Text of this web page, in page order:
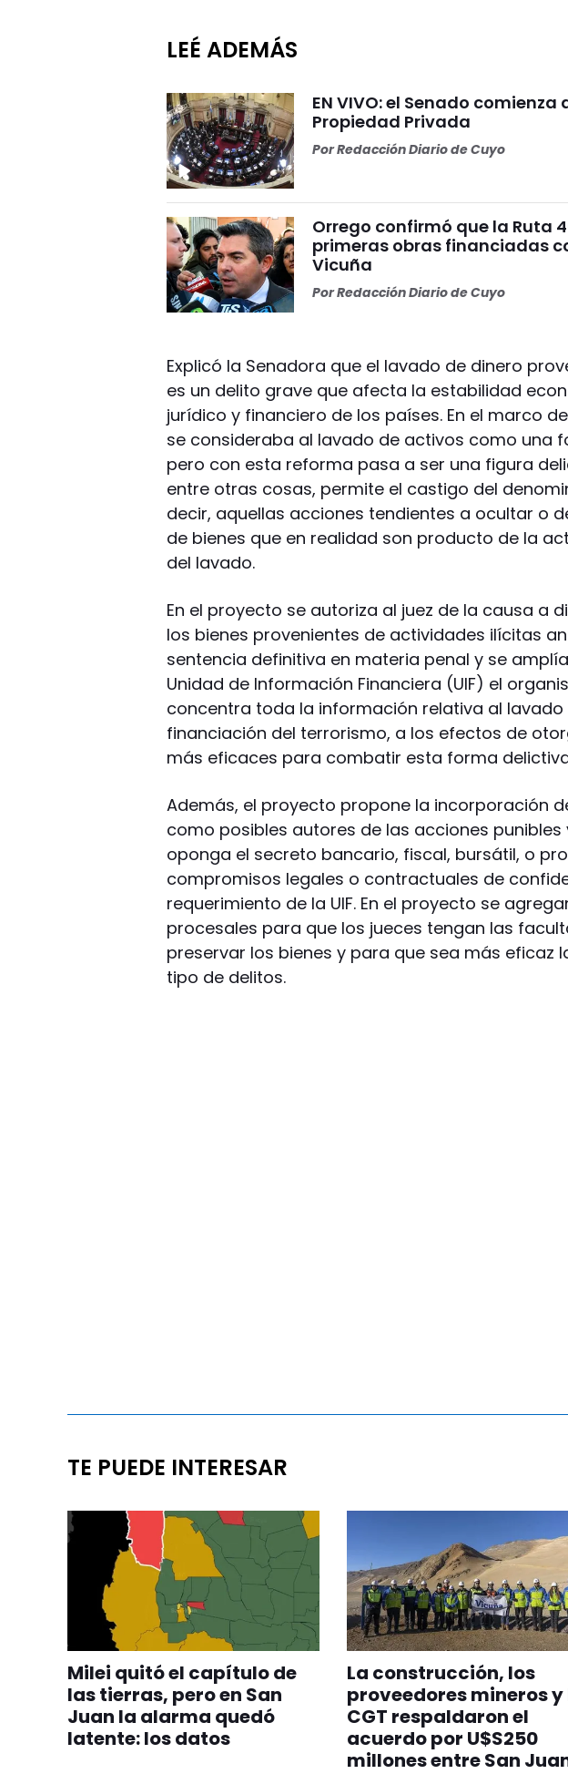
LEÉ ADEMÁS
EN VIVO: el Senado
Propiedad Privada
PorRedacción Diario de Cuyo
Orrego confirmó que la Ruta
primeras obras financiadas
Vicuña
PorRedacción Diario de Cuyo
Explicó la Senadora que el lavado de dinero
es un delito grave que afecta la estabilidad
jurídico y financiero de los países. En el marco
se consideraba al lavado de activos como una
pero con esta reforma pasa a ser una figura
entre otras cosas, permite el castigo del
decir, aquellas acciones tendientes a ocultar o
de bienes que en realidad son producto de la
del lavado.
En el proyecto se autoriza al juez de la causa a
los bienes provenientes de actividades ilícitas
sentencia definitiva en materia penal y se
Unidad de Información Financiera (UIF) el
concentra toda la información relativa al lavado
financiación del terrorismo, a los efectos de
más eficaces para combatir esta forma
Además, el proyecto propone la incorporación
como posibles autores de las acciones punibles
oponga el secreto bancario, fiscal, bursátil, o
compromisos legales o contractuales de
requerimiento de la UIF. En el proyecto se
procesales para que los jueces tengan las
preservar los bienes y para que sea más eficaz
tipo de delitos.
TE PUEDE INTERESAR
Milei quitó el capítulo de
las tierras, pero en San
Juan la alarma quedó
latente: los datos
La construcción, los
proveedores mineros y
CGT respaldaron el
acuerdo por U$S250
millones entre San